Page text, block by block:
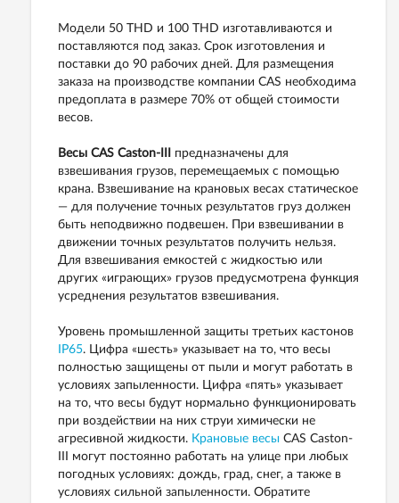
Модели 50 THD и 100 THD изготавливаются и
поставляются под заказ. Срок изготовления и
поставки до 90 рабочих дней. Для размещения
заказа на производстве компании CAS необходима
предоплата в размере 70% от общей стоимости
весов.
Весы CAS Caston-III
предназначены для
взвешивания грузов, перемещаемых с помощью
крана. Взвешивание на крановых весах статическое
— для получение точных результатов груз должен
быть неподвижно подвешен. При взвешивании в
движении точных результатов получить нельзя.
Для взвешивания емкостей с жидкостью или
других «играющих» грузов предусмотрена функция
усреднения результатов взвешивания.
Уровень промышленной защиты третьих кастонов
IP65. Цифра «шесть» указывает на то, что весы
полностью защищены от пыли и могут работать в
условиях запыленности. Цифра «пять» указывает
на то, что весы будут нормально функционировать
при воздействии на них струи химически не
агресивной жидкости. Крановые весы CAS Caston-
III могут постоянно работать на улице при любых
погодных условиях: дождь, град, снег, а также в
условиях сильной запыленности. Обратите